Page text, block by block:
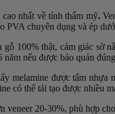
nhất về tính thẩm mỹ.
PVA chuyên dụng và ép
gỗ 100% thật, cảm giác sờ
nếu được bảo quản
melamine được tẩm nhựa
có thể tái tạo được nhiều
veneer 20-30%, phù hợp